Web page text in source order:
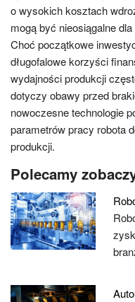
o wysokich kosztach
mogą być nieosiągalne
Choć początkowe
długofalowe korzyści
wydajności produkcji
dotyczy obawy przed
nowoczesne technologie
parametrów pracy robota
produkcji.
Polecamy